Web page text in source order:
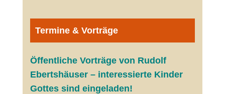
Termine & Vorträge
Öffentliche Vorträge von Rudolf
Ebertshäuser – interessierte Kinder
Gottes sind eingeladen!